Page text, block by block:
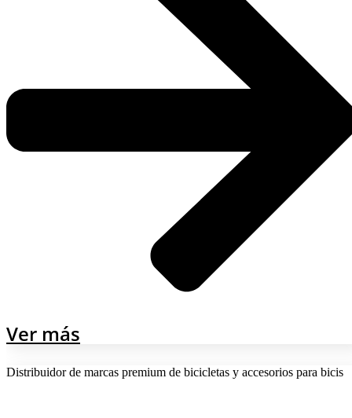
Ver más
Distribuidor de marcas premium de bicicletas y accesorios para bicis